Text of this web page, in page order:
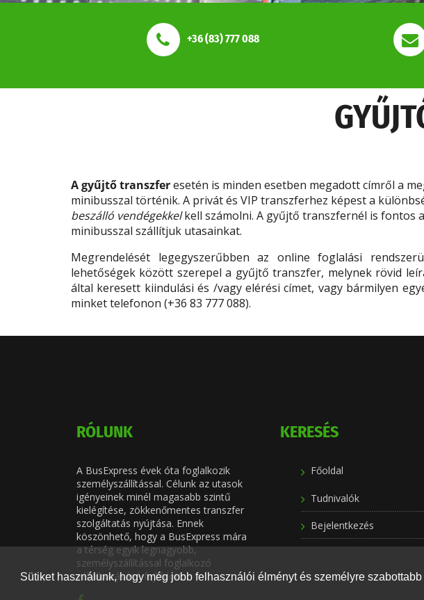
Sütiket használunk, hogy még jobb felhasználói élményt és személyre
+36 (83) 777 088
A gyűjtő transzferesetén is minden esetben megadott címről a
minibusszal történik. A privát és VIP transzferhez képest a
beszálló vendégekkel kell számolni. A gyűjtő transzfernél is fontos
minibusszal szállítjuk utasainkat.
Megrendelését legegyszerűbben az online foglalási
lehetőségek között szerepel a gyűjtő transzfer, melynek rövid
által keresett kiindulási és /vagy elérési címet, vagy bármilyen
minket telefonon (+36 83 777 088).
RÓLUNK
A BusExpress évek óta foglalkozik
személyszállítással. Célunk az utasok
igényeinek minél magasabb szintű
kielégítése, zökkenőmentes transzfer
szolgáltatás nyújtása. Ennek
köszönhető, hogy a BusExpress mára
a térség egyik legnagyobb,
személyszállítással foglalkozó
vállalkozásává fejlődött.
KERESÉS
Főoldal
Tudnivalók
Bejelentkezés